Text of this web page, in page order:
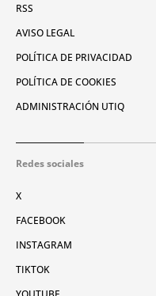
RSS
AVISO LEGAL
POLÍTICA DE PRIVACIDAD
POLÍTICA DE COOKIES
ADMINISTRACIÓN UTIQ
Redes sociales
X
FACEBOOK
INSTAGRAM
TIKTOK